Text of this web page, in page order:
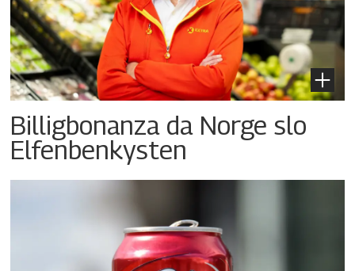
Billigbonanza da Norge slo
Elfenbenkysten